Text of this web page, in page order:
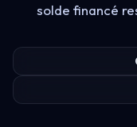
solde financé